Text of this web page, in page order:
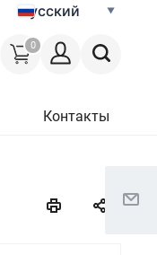
Русский
0
Контакты